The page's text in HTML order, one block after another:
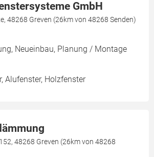
GmbH
48268 Greven (26km von 48268 Senden)
Neueinbau, Planung / Montage
Alufenster, Holzfenster
48268 Greven (26km von 48268